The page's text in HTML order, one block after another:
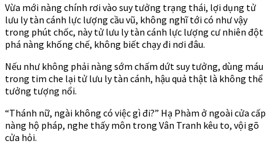
Vừa mới nàng chính rơi vào suy tưởng trạng thái, lợi dụng tử
lưu ly tàn cánh lực lượng cầu vũ, không nghĩ tới có như vậy
trong phút chốc, này tử lưu ly tàn cánh lực lượng cư nhiên đột
phá nàng khống chế, không biết chạy đi nơi đâu.
Nếu như không phải nàng sớm chấm dứt suy tưởng, dùng máu
trong tim che lại tử lưu ly tàn cánh, hậu quả thật là không thể
tưởng tượng nổi.
“Thánh nữ, ngài không có việc gì đi?” Hạ Phàm ở ngoài cửa cấp
nàng hộ pháp, nghe thấy môn trong Vân Tranh kêu to, vội gõ
cửa hỏi.